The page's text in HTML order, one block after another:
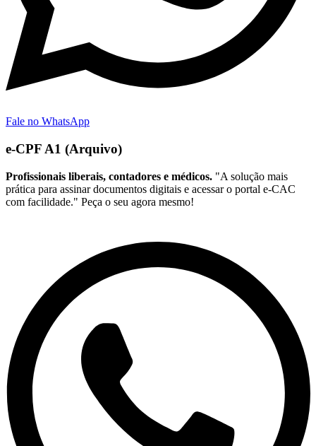
Fale no WhatsApp
e-CPF A1 (Arquivo)
Profissionais liberais, contadores e médicos. "A solução mais
prática para assinar documentos digitais e acessar o portal e-CAC
com facilidade." Peça o seu agora mesmo!